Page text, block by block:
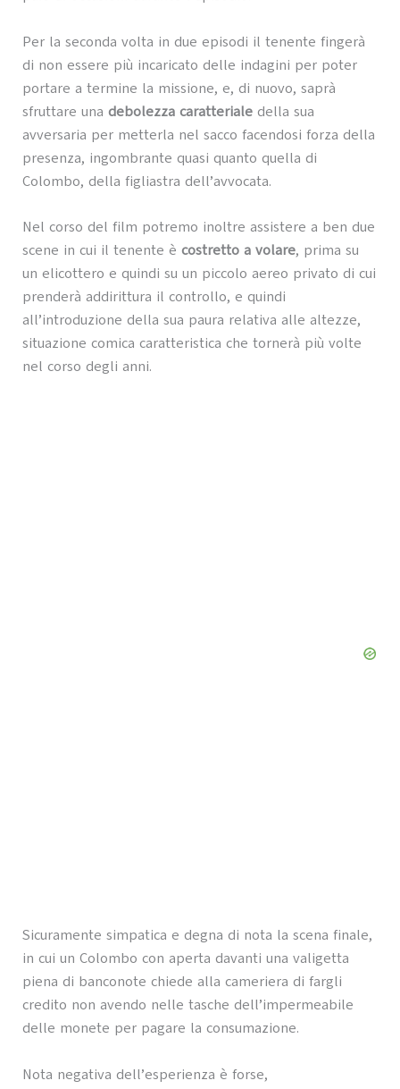
Per la seconda volta in due episodi il tenente fingerà
di non essere più incaricato delle indagini per poter
portare a termine la missione, e, di nuovo, saprà
sfruttare una debolezza caratterialedella sua
avversaria per metterla nel sacco facendosi forza della
presenza, ingombrante quasi quanto quella di
Colombo, della figliastra dell’avvocata.
Nel corso del film potremo inoltre assistere a ben due
scene in cui il tenente è costretto a volare, prima su
un elicottero e quindi su un piccolo aereo privato di cui
prenderà addirittura il controllo, e quindi
all’introduzione della sua paura relativa alle altezze,
situazione comica caratteristica che tornerà più volte
nel corso degli anni.
Sicuramente simpatica e degna di nota la scena finale,
in cui un Colombo con aperta davanti una valigetta
piena di banconote chiede alla cameriera di fargli
credito non avendo nelle tasche dell’impermeabile
delle monete per pagare la consumazione.
Nota negativa dell’esperienza è forse,